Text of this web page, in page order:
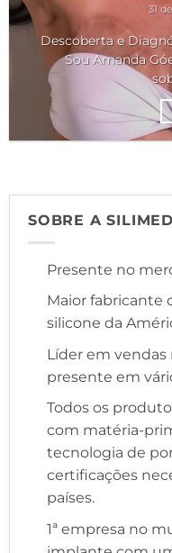
31
Descoberta e
Sou Amanda
SOBRE A SILIMED
Presente no
Maior fabricante
silicone da
Líder em vendas
presente em
Todos os
com matéria-
tecnologia de
certificações
países.
1ª empresa no